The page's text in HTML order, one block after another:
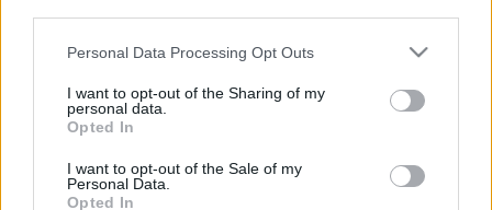
Please note that this website/app uses one or more Google
not limited to your visit or usage behaviour. You may click to
grant or deny consent to Google and its third-party tags to
use your data for below specified purposes in below Google
consent section.
Personal Data Processing Opt Outs
I want to opt-out of the Sharing of my
personal data.
Opted In
I want to opt-out of the Sale of my
Personal Data.
Opted In